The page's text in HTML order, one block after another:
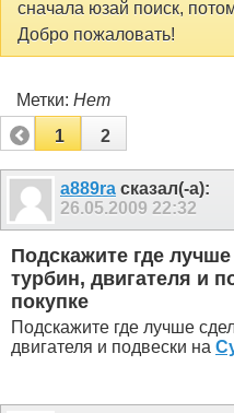
сначала юзай поиск,
Добро пожаловать!
Метки: Нет
1
2
a889ra сказал(-а):
26.05.2009 22:32
Подскажите где
турбин, двигателя и
покупке
Подскажите где лучше
двигателя и подвески на